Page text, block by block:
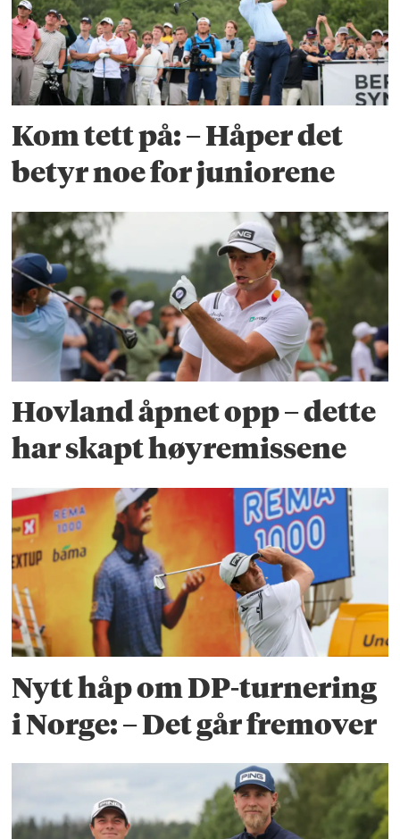
Kom tett på: – Håper det
betyr noe for juniorene
Hovland åpnet opp – dette
har skapt høyremissene
Nytt håp om DP-turnering
i Norge: – Det går fremover